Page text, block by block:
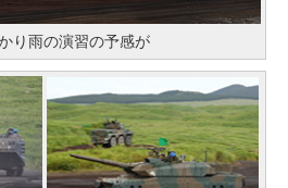
り雨の演習の予感が